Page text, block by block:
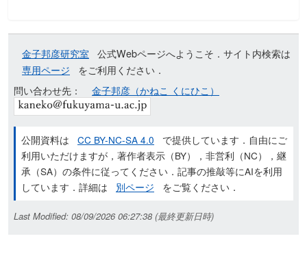
金子邦彦研究室
公式Webページへようこそ．サイト内検索は
専用ページ
をご利用ください．
問い合わせ先：
金子邦彦（かねこ くにひこ）
公開資料は CC BY-NC-SA 4.0
で提供しています．自由にご
利用いただけますが，著作者表示（BY），非営利（NC），継
承（SA）の条件に従ってください．記事の推敲等にAIを利用
しています．詳細は
別ページ をご覧ください．
Last Modified: 08/09/2026 06:27:38 (最終更新日時)